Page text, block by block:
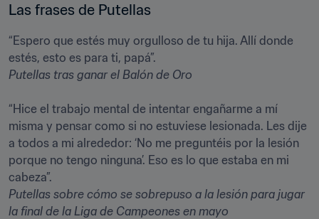
Las frases de Putellas
“Espero que estés muy orgulloso de tu hija. Allí donde
Putellas tras ganar el Balón de Oro
“Hice el trabajo mental de intentar engañarme a mí
misma y pensar como si no estuviese lesionada. Les dije
a todos a mi alrededor: ‘No me preguntéis por la lesión
porque no tengo ninguna’. Eso es lo que estaba en mi
Putellas sobre cómo se sobrepuso a la lesión para jugar
la final de la Liga de Campeones en mayo